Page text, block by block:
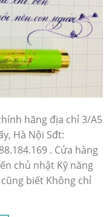
hãng địa chỉ 3/A5
Hà Nội Sđt:
. Cửa hàng
chủ nhật Kỹ năng
biết Không chỉ